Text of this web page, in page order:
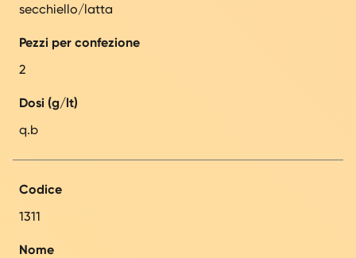
secchiello/latta
Pezzi per confezione
2
Dosi (g/lt)
q.b
Codice
1311
Nome